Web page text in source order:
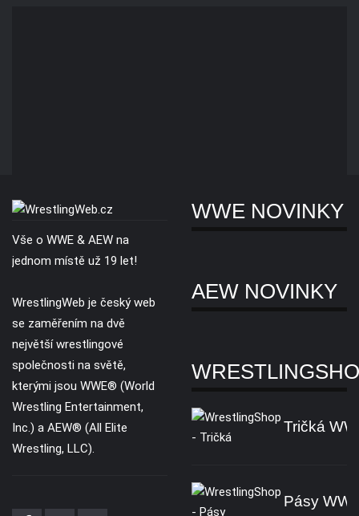
Vše o WWE & AEW na
jednom místě už 19 let!
WrestlingWeb je český web
se zaměřením na dvě
největší wrestlingové
společnosti na světě,
kterými jsou WWE® (World
Wrestling Entertainment,
Inc.) a AEW® (All Elite
Wrestling, LLC).
WWE NOVINKY
AEW NOVINKY
Tričká
Pásy